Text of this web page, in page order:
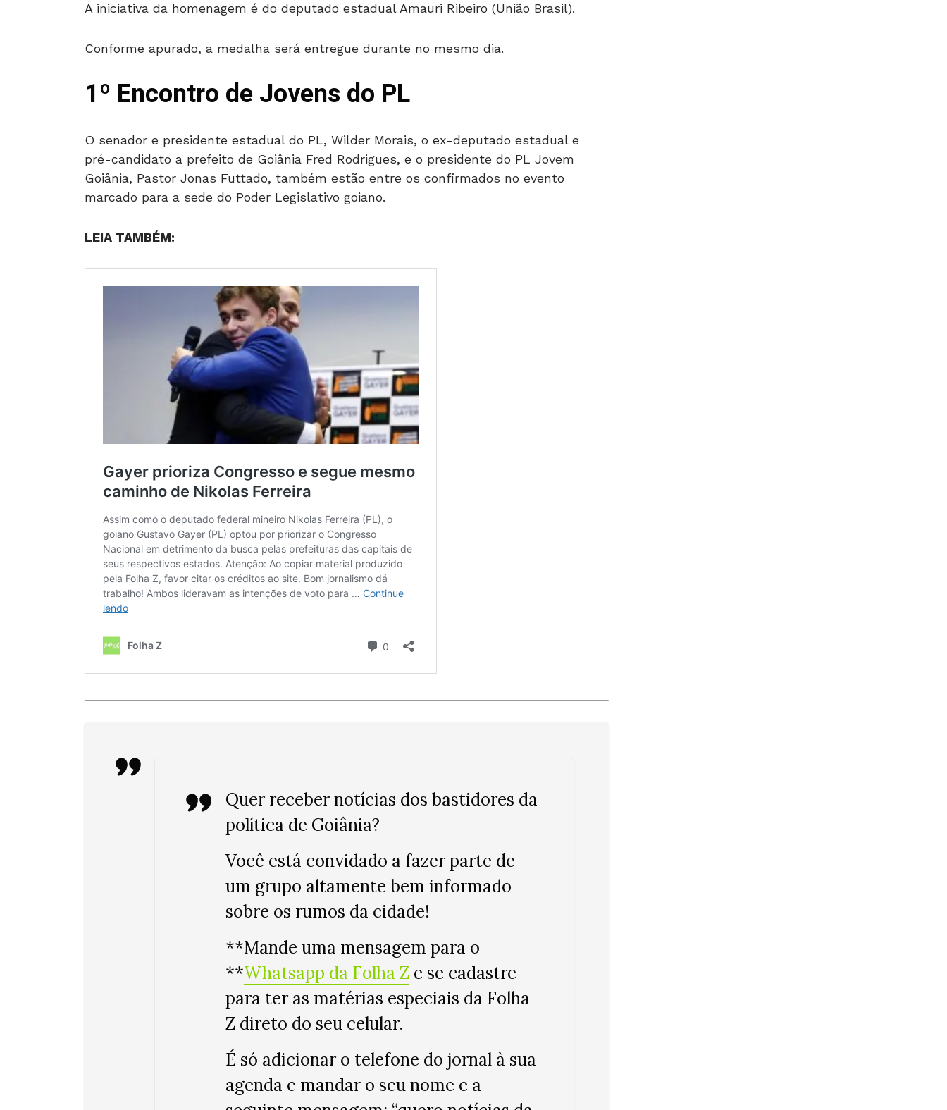
A iniciativa da homenagem é do deputado estadual Amauri Ribeiro (União Brasil).
Conforme apurado, a medalha será entregue durante no mesmo dia.
1º Encontro de Jovens do PL
O senador e presidente estadual do PL, Wilder Morais, o ex-deputado estadual e
pré-candidato a prefeito de Goiânia Fred Rodrigues, e o presidente do PL Jovem
Goiânia, Pastor Jonas Futtado, também estão entre os confirmados no evento
marcado para a sede do Poder Legislativo goiano.
LEIA TAMBÉM:
Quer receber notícias dos bastidores da
política de Goiânia?
Você está convidado a fazer parte de
um grupo altamente bem informado
sobre os rumos da cidade!
**Mande uma mensagem para o
**Whatsapp da Folha Z e se cadastre
para ter as matérias especiais da Folha
Z direto do seu celular.
É só adicionar o telefone do jornal à sua
agenda e mandar o seu nome e a